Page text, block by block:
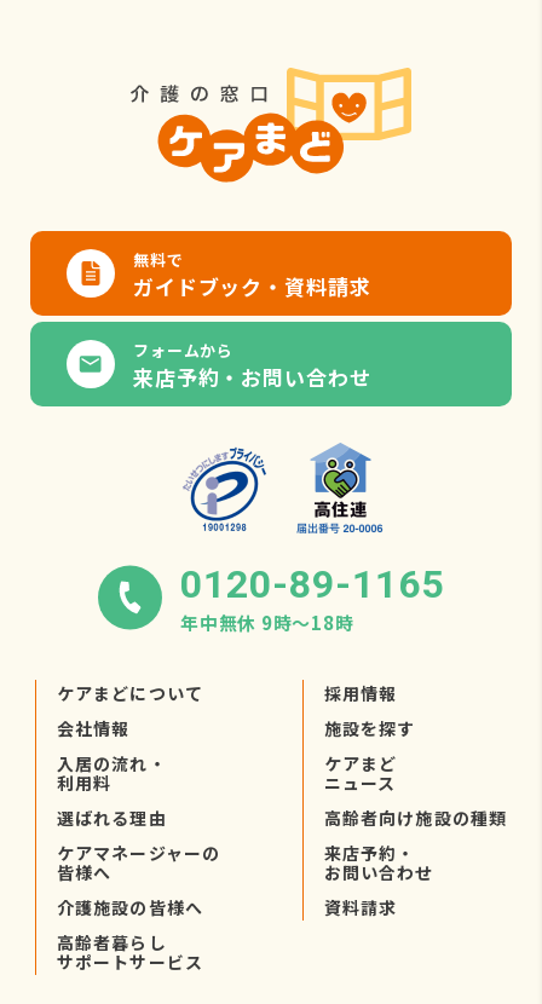
無料で
ガイドブック・資料請求
フォームから
来店予約・お問い合わせ
0120-89-1165
年中無休 9時〜18時
ケアまどについて
会社情報
入居の流れ・
利用料
選ばれる理由
ケアマネージャーの
皆様へ
介護施設の皆様へ
高齢者暮らし
サポートサービス
採用情報
施設を探す
ケアまど
ニュース
高齢者向け施設の種類
来店予約・
お問い合わせ
資料請求